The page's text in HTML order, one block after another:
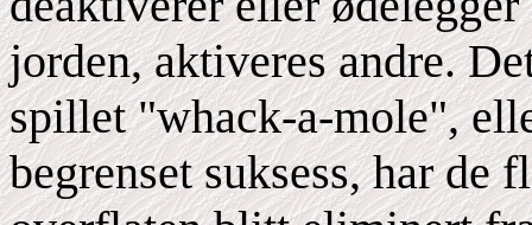
jorden, aktiveres andre.
spillet "whack-a-mole",
begrenset suksess, har de